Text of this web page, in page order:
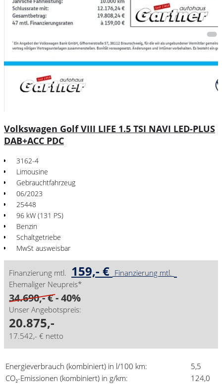
Volkswagen Golf VIII LIFE 1.5 TSI NAVI LED-PLUS
DAB+ACC PDC
3162-4
Limousine
Gebrauchtfahrzeug
06/2023
25448
96 kW (131 PS)
Benzin
Schaltgetriebe
MwSt ausweisbar
Finanzierung mtl. 159,- € Finanzierung mtl.
Ehemaliger Neupreis*
34.690,- €- 40%
Unser Angebotspreis:
20.875,-
17.542,- € netto
Energieverbrauch (kombiniert) in l/100 km:
5,5
CO₂-Emissionen (kombiniert) in g/km:
124,0